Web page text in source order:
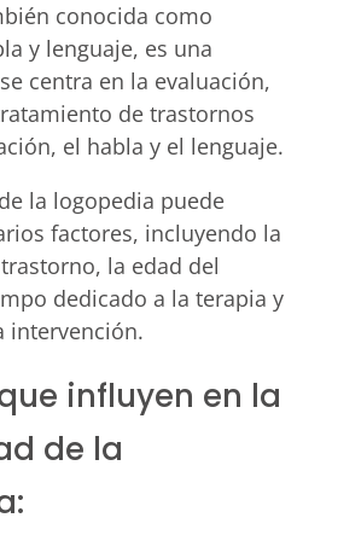
conocida como
y lenguaje, es una
centra en la evaluación,
de trastornos
el habla y el lenguaje.
la logopedia puede
factores, incluyendo la
la edad del
dedicado a la terapia y
intervención.
influyen en la
de la